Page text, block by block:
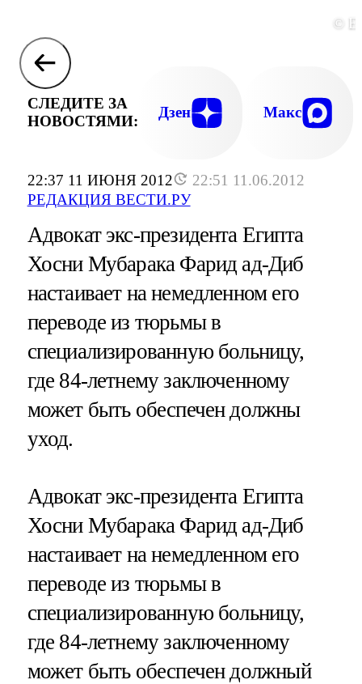
22:37 11 ИЮНЯ 2012
22:51 11.06.2012
РЕДАКЦИЯ ВЕСТИ.РУ
©
СЛЕДИТЕ ЗА
НОВОСТЯМИ:
Дзен Макс
Адвокат экс-президента Египта
Хосни Мубарака Фарид ад-Диб
настаивает на немедленном его
переводе из тюрьмы в
специализированную больницу,
где 84-летнему заключенному
может быть обеспечен должны
уход.
Адвокат экс-президента Египта
Хосни Мубарака Фарид ад-Диб
настаивает на немедленном его
переводе из тюрьмы в
специализированную больницу,
где 84-летнему заключенному
может быть обеспечен должный